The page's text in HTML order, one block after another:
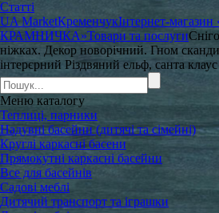
Статті
UA MarketКременчукІнтернет-
КРАМНИЧКА»Товари та послуги
ніжках. Декор новорічний. Гном
інтерєрний Різдвяний ельф, санта клаус
Меню каталогу
Теплиці, парники
Надувні басейни (дитячі та сімейні)
Круглі каркасні басени
Прямокутні каркасні басейни
Все для басейнів
Садові меблі
Дитячий транспорт та іграшки